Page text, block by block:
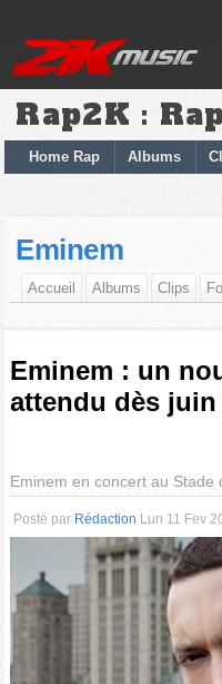
Rap2K :
Home Rap Albums
Eminem
Accueil Albums Clips
Eminem : un
attendu dès juin
Eminem en concert au Stade
Posté par Rédaction Lun 11 Fev